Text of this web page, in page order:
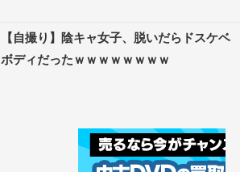
【自撮り】陰キャ女子、脱いだらドスケベ
ボディだったｗｗｗｗｗｗｗｗ